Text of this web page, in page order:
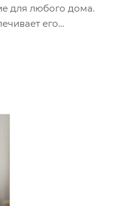
для любого дома.
его
работы, приёма
доме.